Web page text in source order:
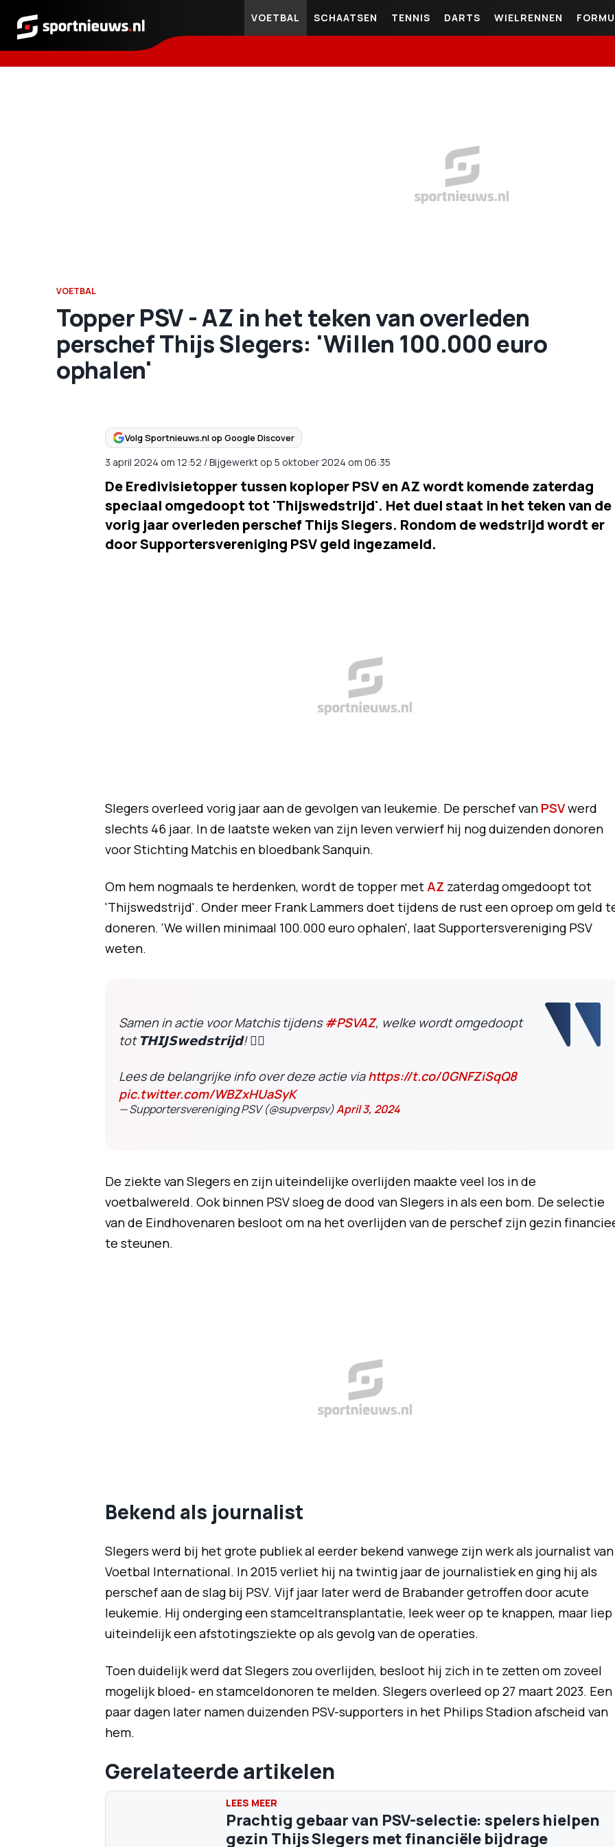
Sportnieuws.nl
VOETBAL SCHAATSEN TENNIS DARTS WIELRENNEN
VOETBAL
Topper PSV - AZ in het teken van overleden
perschef Thijs Slegers: 'Willen 100.000 euro
ophalen'
Volg Sportnieuws.nl op Google Discover
3 april 2024 om 12:52 /Bijgewerkt op 5 oktober 2024 om 06:35
De Eredivisietopper tussen koploper PSV en AZ wordt komende zaterdag
speciaal omgedoopt tot 'Thijswedstrijd'. Het duel staat in het teken van de
vorig jaar overleden perschef Thijs Slegers. Rondom de wedstrijd wordt er
door Supportersvereniging PSV geld ingezameld.
Slegers overleed vorig jaar aan de gevolgen van leukemie. De perschef van PSVwerd
slechts 46 jaar. In de laatste weken van zijn leven verwierf hij nog duizenden donoren
voor Stichting Matchis en bloedbank Sanquin.
Om hem nogmaals te herdenken, wordt de topper met AZ zaterdag omgedoopt tot
'Thijswedstrijd'. Onder meer Frank Lammers doet tijdens de rust een oproep om geld
doneren. 'We willen minimaal 100.000 euro ophalen', laat Supportersvereniging PSV
weten.
Samen in actie voor Matchis tijdens#PSVAZ, welke wordt omgedoopt
tot 𝗧𝗛𝗜𝗝𝗦𝘄𝗲𝗱𝘀𝘁𝗿𝗶𝗷𝗱! ❤️‍🔥
Lees de belangrijke info over deze actie viahttps://t.co/0GNFZiSqQ8
pic.twitter.com/WBZxHUaSyK
— Supportersvereniging PSV (@supverpsv)April 3, 2024
De ziekte van Slegers en zijn uiteindelijke overlijden maakte veel los in de
voetbalwereld. Ook binnen PSV sloeg de dood van Slegers in als een bom. De selectie
van de Eindhovenaren besloot om na het overlijden van de perschef zijn gezin
te steunen.
Bekend als journalist
Slegers werd bij het grote publiek al eerder bekend vanwege zijn werk als journalist van
Voetbal International. In 2015 verliet hij na twintig jaar de journalistiek en ging hij als
perschef aan de slag bij PSV. Vijf jaar later werd de Brabander getroffen door acute
leukemie. Hij onderging een stamceltransplantatie, leek weer op te knappen, maar liep
uiteindelijk een afstotingsziekte op als gevolg van de operaties.
Toen duidelijk werd dat Slegers zou overlijden, besloot hij zich in te zetten om zoveel
mogelijk bloed- en stamceldonoren te melden. Slegers overleed op 27 maart 2023. Een
paar dagen later namen duizenden PSV-supporters in het Philips Stadion afscheid van
hem.
Gerelateerde artikelen
Prachtig gebaar van PSV-selectie: spelers hielpen
gezin Thijs Slegers met financiële bijdrage